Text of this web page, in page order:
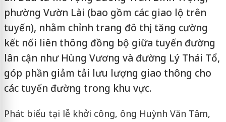
phường Vườn Lài (bao gồm các giao lộ trên
tuyến), nhằm chỉnh trang đô thị, tăng cường
kết nối liên thông đồng bộ giữa tuyến đường
lân cận như Hùng Vương và đường Lý Thái Tổ,
góp phần giảm tải lưu lượng giao thông cho
các tuyến đường trong khu vực.
Phát biểu tại lễ khởi công, ông Huỳnh Văn Tâm,